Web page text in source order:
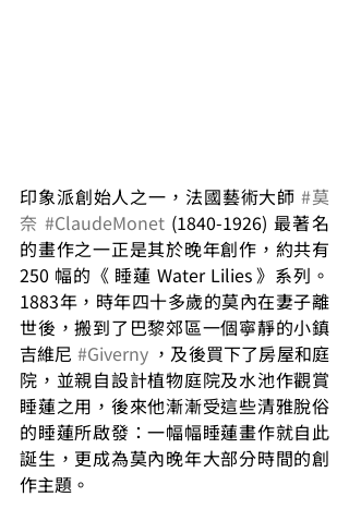
印象派創始人之一，法國藝術大師 #莫
奈 #ClaudeMonet (1840-1926) 最著名
的畫作之一正是其於晚年創作，約共有
250 幅的《 睡蓮 Water Lilies 》系列。
1883年，時年四十多歲的莫內在妻子離
世後，搬到了巴黎郊區一個寧靜的小鎮
吉維尼 #Giverny ，及後買下了房屋和庭
院，並親自設計植物庭院及水池作觀賞
睡蓮之用，後來他漸漸受這些清雅脫俗
的睡蓮所啟發：一幅幅睡蓮畫作就自此
誕生，更成為莫內晚年大部分時間的創
作主題。